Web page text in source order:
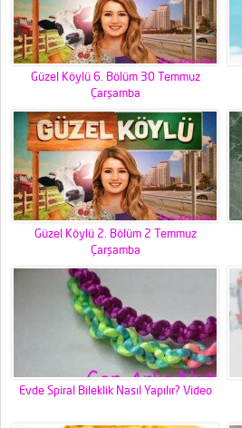
Güzel Köylü 6. Bölüm 30 Temmuz
Çarşamba
Güzel Köylü 2. Bölüm 2 Temmuz
Çarşamba
Evde Spiral Bileklik Nasıl Yapılır? Video